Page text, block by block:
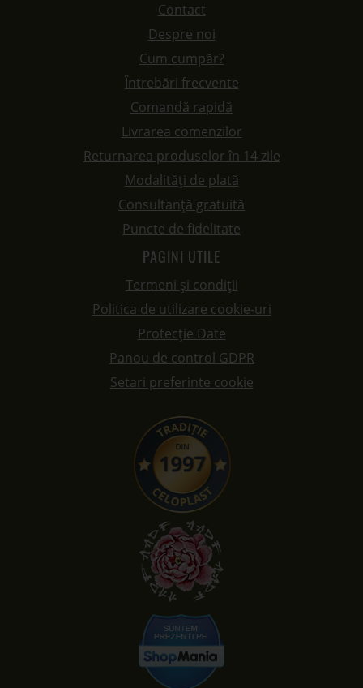
Contact
Despre noi
Cum cumpăr?
Întrebări frecvente
Comandă rapidă
Livrarea comenzilor
Returnarea produselor în 14 zile
Modalități de plată
Consultanță gratuită
Puncte de fidelitate
PAGINI UTILE
Termeni și condiții
Politica de utilizare cookie-uri
Protecție Date
Panou de control GDPR
Setari preferinte cookie